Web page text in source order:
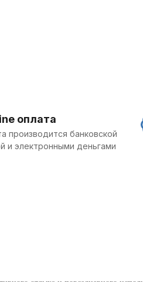
оплата
производится банковской
и электронными деньгами